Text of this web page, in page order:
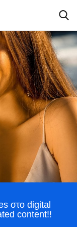
στο digital
content!!